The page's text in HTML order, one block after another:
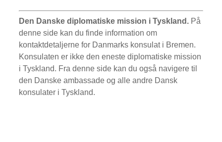
Den Danske diplomatiske mission i Tyskland. På
denne side kan du finde information om
kontaktdetaljerne for Danmarks konsulat i Bremen.
Konsulaten er ikke den eneste diplomatiske mission
i Tyskland. Fra denne side kan du også navigere til
den Danske ambassade og alle andre Dansk
konsulater i Tyskland.